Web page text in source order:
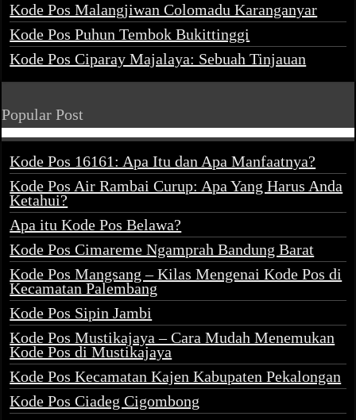
Kode Pos Malangjiwan Colomadu Karanganyar
Kode Pos Puhun Tembok Bukittinggi
Kode Pos Ciparay Majalaya: Sebuah Tinjauan
Popular Post
Kode Pos 16161: Apa Itu dan Apa Manfaatnya?
Kode Pos Air Rambai Curup: Apa Yang Harus Anda
Ketahui?
Apa itu Kode Pos Belawa?
Kode Pos Cimareme Ngamprah Bandung Barat
Kode Pos Mangsang – Kilas Mengenai Kode Pos di
Kecamatan Palembang
Kode Pos Sipin Jambi
Kode Pos Mustikajaya – Cara Mudah Menemukan
Kode Pos di Mustikajaya
Kode Pos Kecamatan Kajen Kabupaten Pekalongan
Kode Pos Ciadeg Cigombong